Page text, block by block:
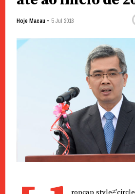
Hoje Macau - 5 Jul 2018